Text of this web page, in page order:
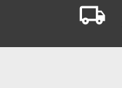
local_shipping